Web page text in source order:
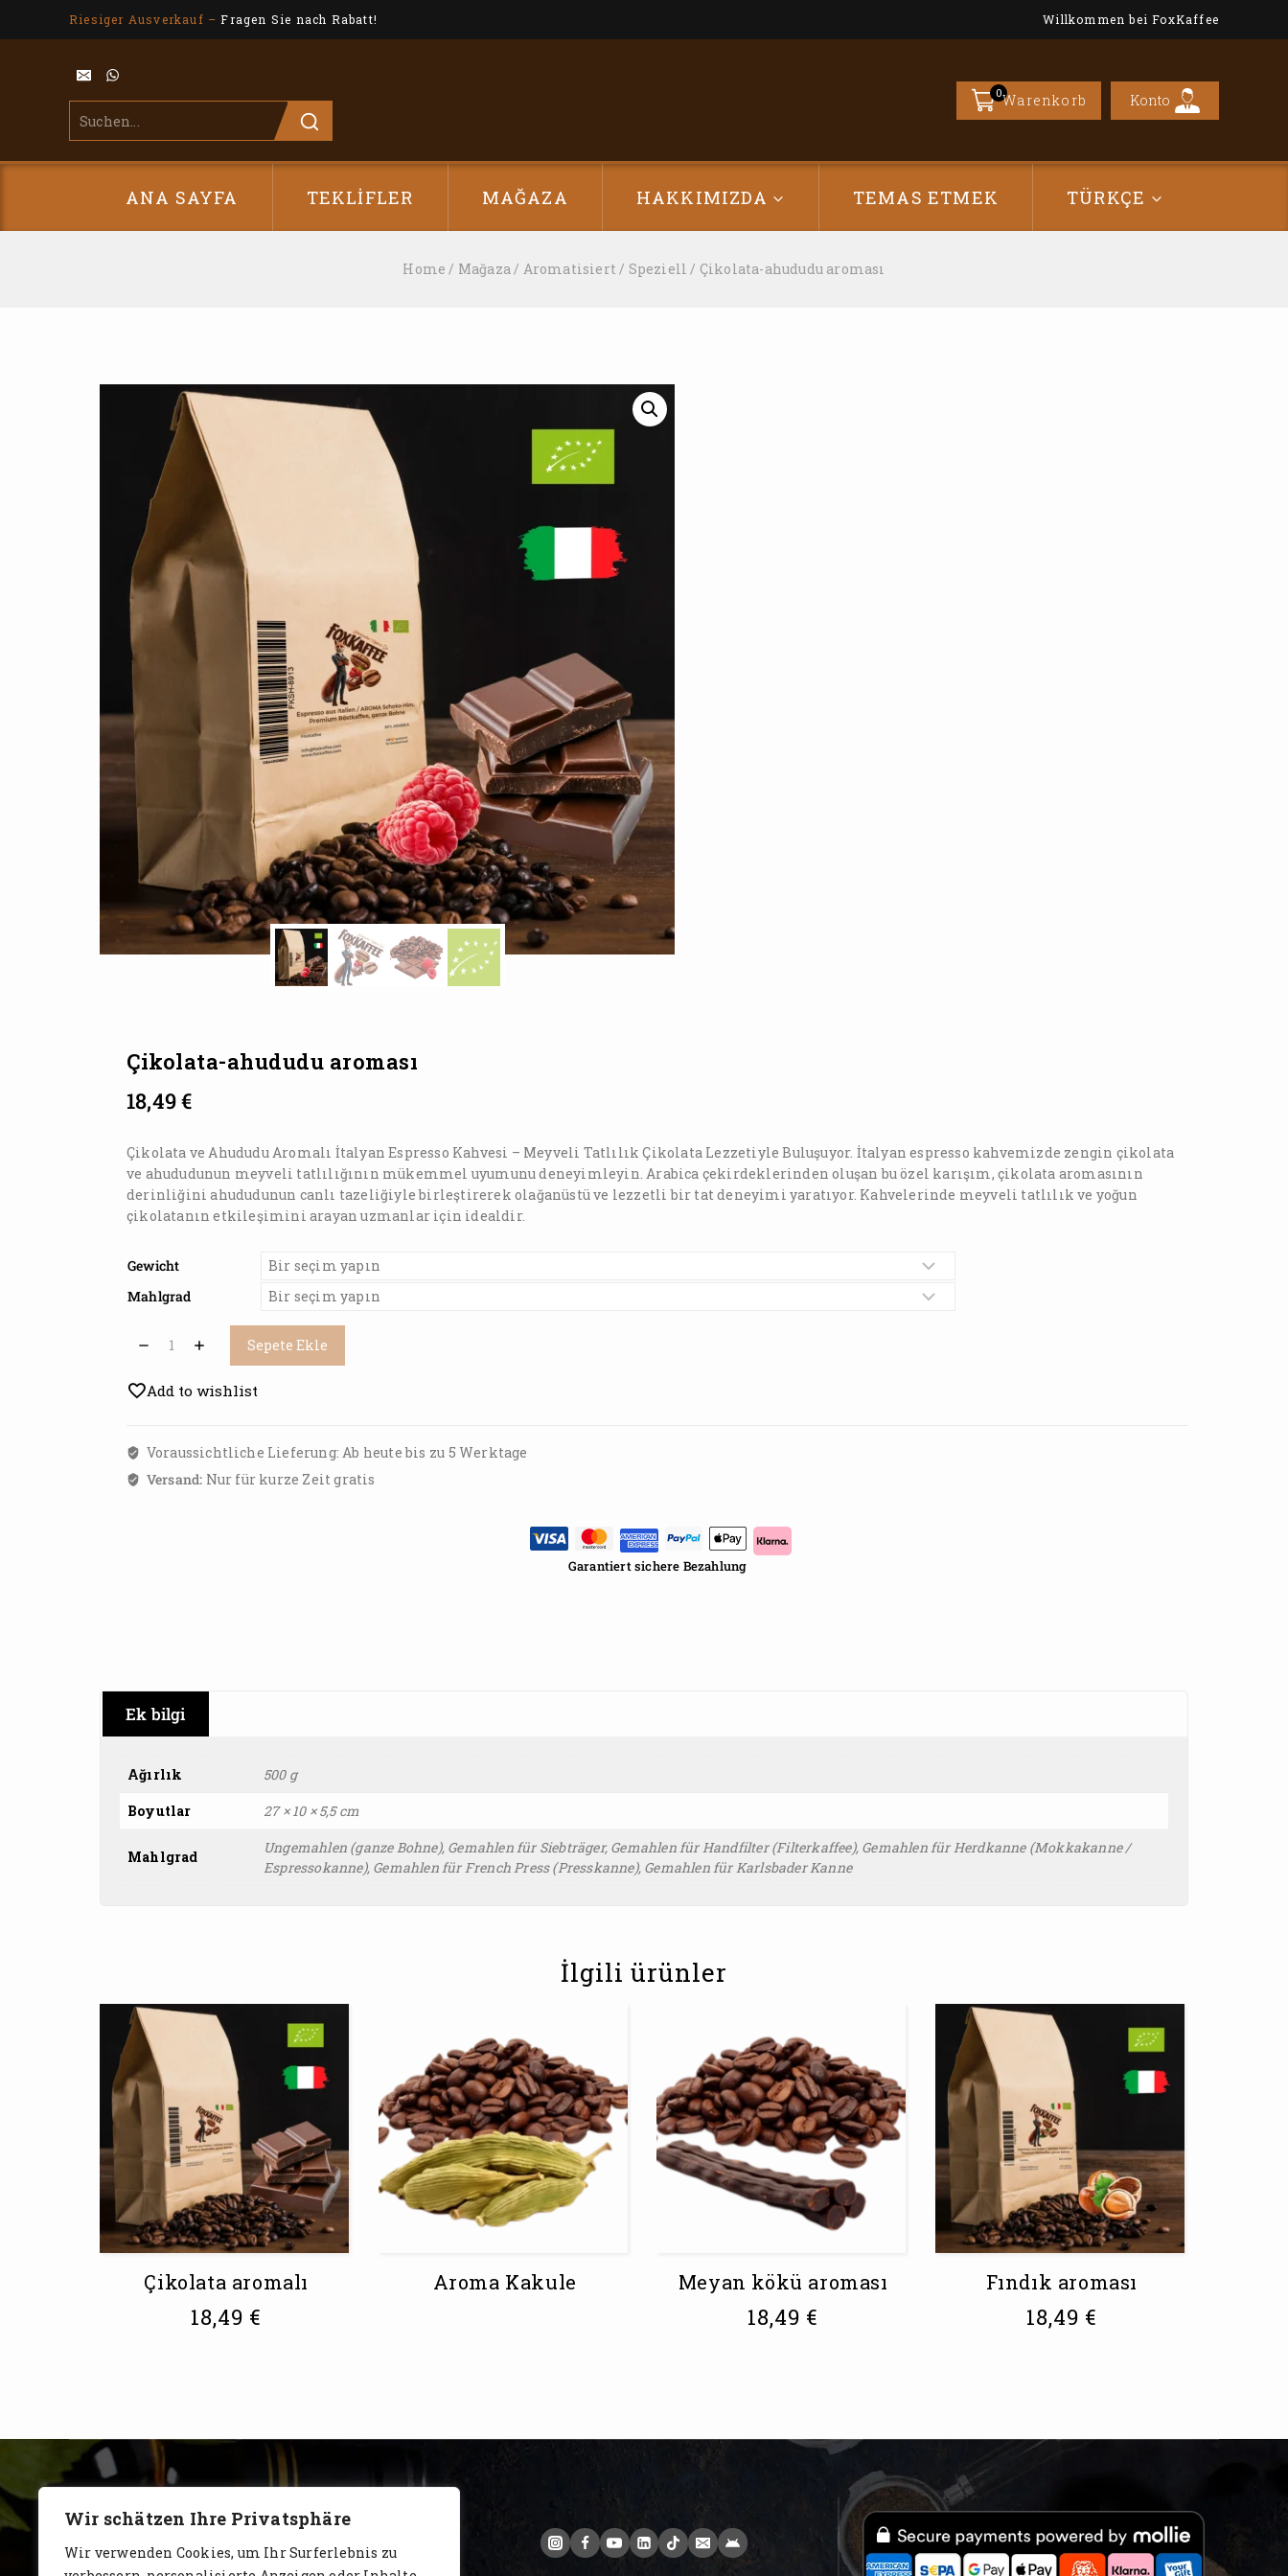
Wir schätzen Ihre Privatsphäre
Wir verwenden Cookies, um Ihr Surferlebnis zu
Riesiger Ausverkauf –Fragen Sie nach Rabatt! Willkommen bei FoxKaffee
0Warenkorb Konto
ANA SAYFA TEKLIFLER MAĞAZA HAKKIMIZDA TEMAS ETMEK TÜRKÇE
Home / Mağaza/ Aromatisiert / Speziell / Çikolata-ahududu aroması
Çikolata-ahududu aroması
18,49€
Çikolata ve Ahududu Aromalı İtalyan Espresso Kahvesi – Meyveli Tatlılık Çikolata Lezzetiyle Buluşuyor. İtalyan espresso kahvemizde zengin çikolata
ve ahududunun meyveli tatlılığının mükemmel uyumunu deneyimleyin. Arabica çekirdeklerinden oluşan bu özel karışım, çikolata aromasının
derinliğini ahududunun canlı tazeliğiyle birleştirerek olağanüstü ve lezzetli bir tat deneyimi yaratıyor. Kahvelerinde meyveli tatlılık ve yoğun
çikolatanın etkileşimini arayan uzmanlar için idealdir.
Gewicht
Mahlgrad
Sepete Ekle
Add to wishlist
Voraussichtliche Lieferung: Ab heute bis zu 5 Werktage
Versand: Nur für kurze Zeit gratis
Garantiert sichere Bezahlung
Ek bilgi
Ağırlık
500 g
Boyutlar
27 × 10 × 5,5 cm
Mahlgrad
Ungemahlen (ganze Bohne), Gemahlen für Siebträger, Gemahlen für Handfilter (Filterkaffee), Gemahlen für Herdkanne (Mokkakanne /
Espressokanne), Gemahlen für French Press (Presskanne), Gemahlen für Karlsbader Kanne
İlgili ürünler
Çikolata aromalı
18,49 €
Aroma Kakule Meyan kökü aroması
18,49 €
Fındık aroması
18,49 €